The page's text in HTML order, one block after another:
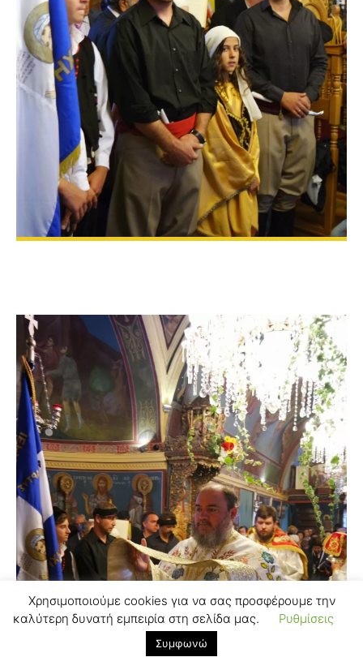
Χρησιμοποιούμε cookies για να σας προσφέρουμε την
καλύτερη δυνατή εμπειρία στη σελίδα μας.
Ρυθμίσεις
Συμφωνώ